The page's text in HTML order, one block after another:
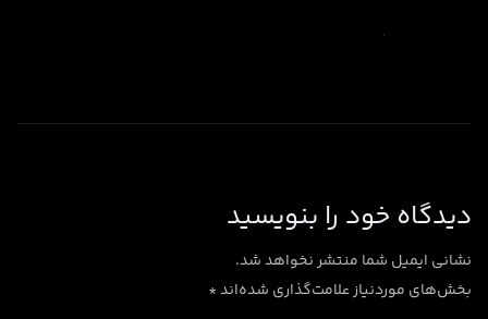
دیدگاه‌ خود را بنویسید
نشانی ایمیل شما منتشر نخواهد شد.
بخش‌های موردنیاز علامت‌گذاری شده‌اند*